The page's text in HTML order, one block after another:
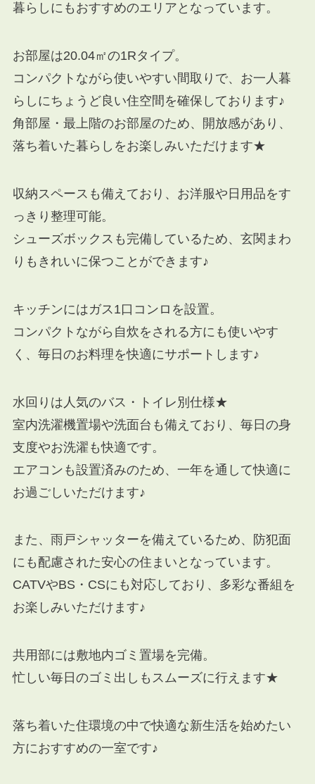
暮らしにもおすすめのエリアとなっています。
お部屋は20.04㎡の1Rタイプ。
コンパクトながら使いやすい間取りで、お一人暮
らしにちょうど良い住空間を確保しております♪
角部屋・最上階のお部屋のため、開放感があり、
落ち着いた暮らしをお楽しみいただけます★
収納スペースも備えており、お洋服や日用品をす
っきり整理可能。
シューズボックスも完備しているため、玄関まわ
りもきれいに保つことができます♪
キッチンにはガス1口コンロを設置。
コンパクトながら自炊をされる方にも使いやす
く、毎日のお料理を快適にサポートします♪
水回りは人気のバス・トイレ別仕様★
室内洗濯機置場や洗面台も備えており、毎日の身
支度やお洗濯も快適です。
エアコンも設置済みのため、一年を通して快適に
お過ごしいただけます♪
また、雨戸シャッターを備えているため、防犯面
にも配慮された安心の住まいとなっています。
CATVやBS・CSにも対応しており、多彩な番組を
お楽しみいただけます♪
共用部には敷地内ゴミ置場を完備。
忙しい毎日のゴミ出しもスムーズに行えます★
落ち着いた住環境の中で快適な新生活を始めたい
方におすすめの一室です♪